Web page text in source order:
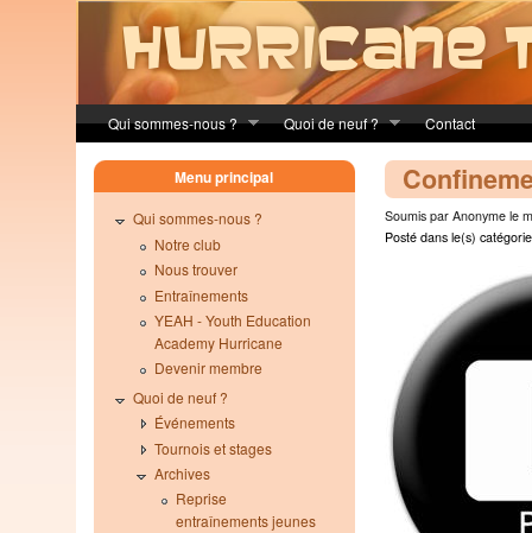
Qui sommes-nous ? Quoi de neuf ? Contact
Soumis par Anonyme le
Posté dans le(s)
Menu principal
Qui sommes-nous ?
Notre club
Nous trouver
Entraînements
YEAH - Youth Education
Academy Hurricane
Devenir membre
Quoi de neuf ?
Événements
Tournois et stages
Archives
Reprise
entraînements jeunes